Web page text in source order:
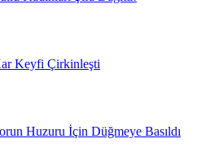
Keyfi Çirkinleşti
Huzuru İçin Düğmeye Basıldı